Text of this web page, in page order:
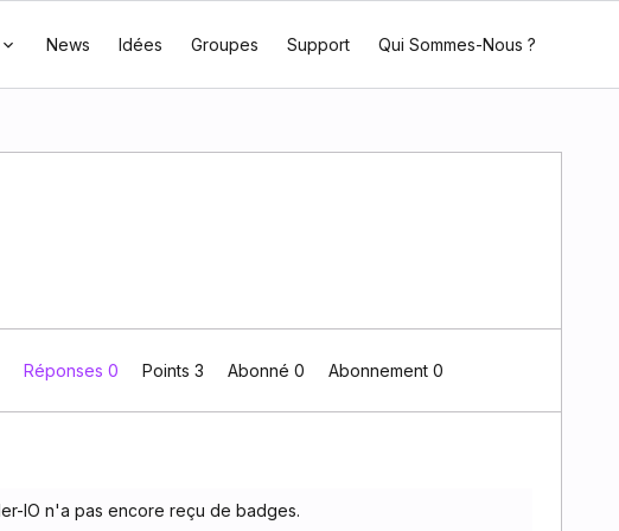
News Idées Groupes Support Qui Sommes-Nous ?
Réponses 0 Points 3 Abonné 0 Abonnement 0
IO n'a pas encore reçu de badges.